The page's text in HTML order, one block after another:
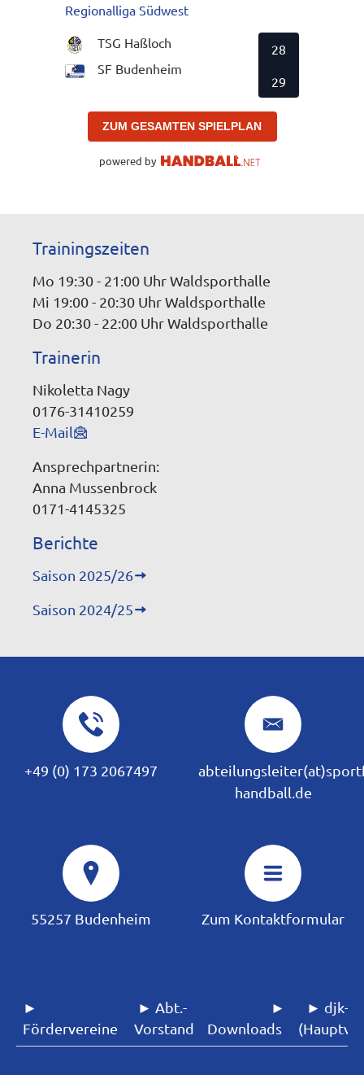
Regionalliga Südwest
TSG Haßloch
SF Budenheim
28
29
ZUM GESAMTEN SPIELPLAN
powered by
Trainingszeiten
Mo 19:30 - 21:00 Uhr Waldsporthalle
Mi 19:00 - 20:30 Uhr Waldsporthalle
Do 20:30 - 22:00 Uhr Waldsporthalle
Trainerin
Nikoletta Nagy
0176-31410259
E-Mail
Ansprechpartnerin:
Anna Mussenbrock
0171-4145325
Berichte
Saison 2025/26
Saison 2024/25
+49 (0) 173 2067497
handball.de
55257 Budenheim Zum Kontaktformular
►
Fördervereine
► Abt.-
Vorstand
►
Downloads
► djk-